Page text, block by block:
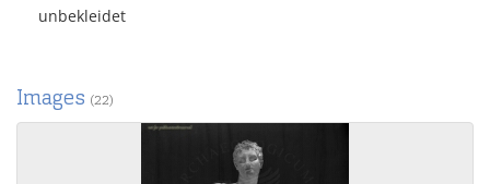
unbekleidet
Images (22)